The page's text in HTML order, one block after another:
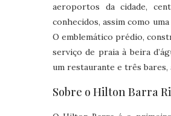
aeroportos da cidade,
conhecidos, assim como
O emblemático prédio,
serviço de praia à beira
um restaurante e três bares,
Sobre o Hilton Barra